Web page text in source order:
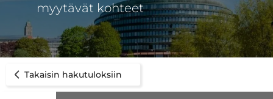
myytävät kohteet
Takaisin hakutuloksiin